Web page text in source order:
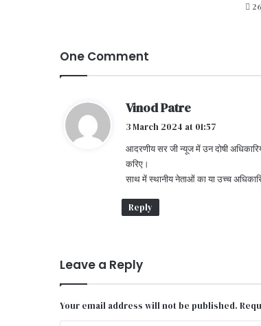
One Comment
Vinod Patre
s
3 March 2024 at 01:57
आदरणीय सर जी न्यूज में उन दोषी
करिए।
साथ में स्थानीय नेताओं का या उच्च
Reply
Leave a Reply
Your email address will not be published.